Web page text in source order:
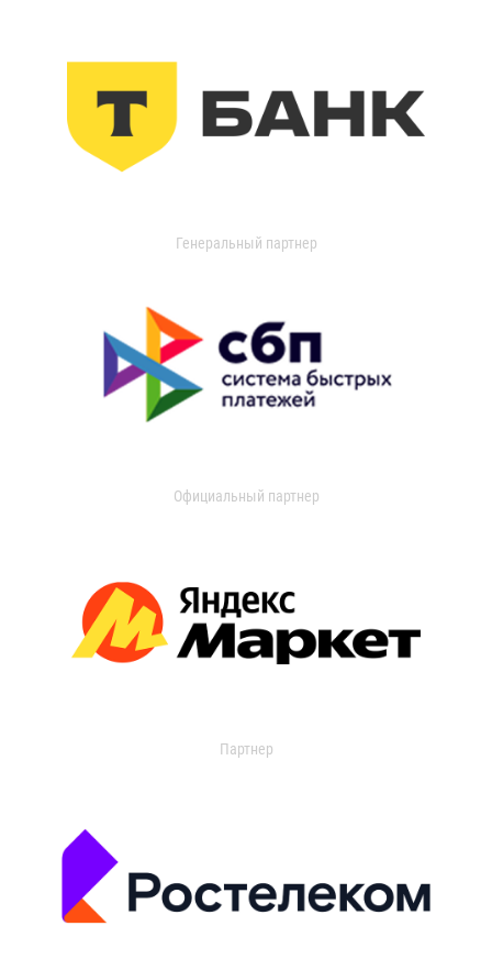
Генеральный партнер
Официальный партнер
Партнер